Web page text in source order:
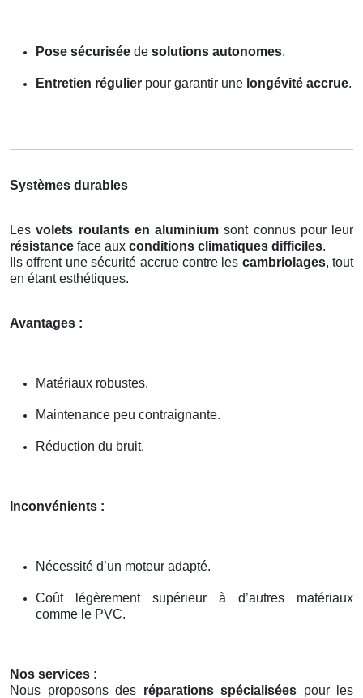
Pose sécurisée de solutions autonomes.
Entretien régulier pour garantir une longévité accrue.
Systèmes durables
Lesvolets roulants en aluminium sont connus pour leur
résistance face aux conditions climatiques difficiles.
Ils offrent une sécurité accrue contre les cambriolages, tout
en étant esthétiques.
Avantages :
Matériaux robustes.
Maintenance peu contraignante.
Réduction du bruit.
Inconvénients :
Nécessité d’un moteur adapté.
Coût légèrement supérieur à d’autres matériaux
comme le PVC.
Nos services :
Nous proposons des réparations spécialisées pour les